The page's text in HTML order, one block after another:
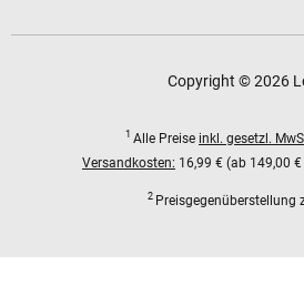
Copyright © 2026
1 Alle Preise inkl. gesetzl.
Versandkosten: 16,99 € (ab 149,00
2 Preisgegenüberstellung